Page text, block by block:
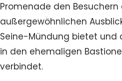
Promenade den Besuchern
außergewöhnlichen
Seine-Mündung bietet und
in den ehemaligen
verbindet.